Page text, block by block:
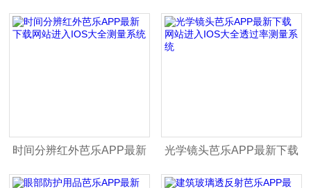
站进入IOS大全测量系统
时间分辨红外芭乐APP最新
下载网站进入IOS大全测量
光学镜头芭乐APP最新下载
网站进入IOS大全透过率测